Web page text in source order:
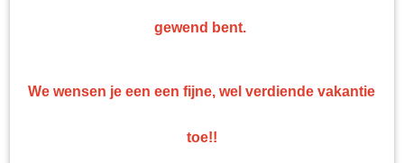
gewend bent.
We wensen je een een fijne, wel verdiende vakantie
toe!!